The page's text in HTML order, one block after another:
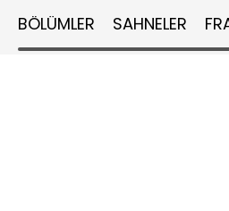
BÖLÜMLER SAHNELER